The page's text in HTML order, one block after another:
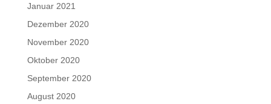
Januar 2021
Dezember 2020
November 2020
Oktober 2020
September 2020
August 2020